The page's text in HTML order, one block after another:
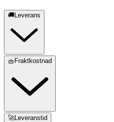
🚚Leverans
🧺Fraktkostnad
🚀Leveranstid